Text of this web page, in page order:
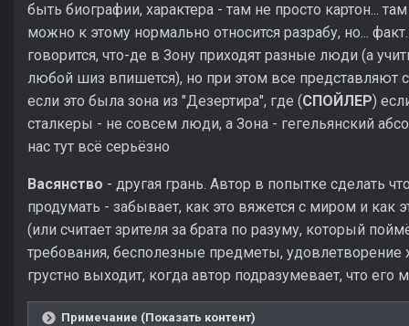
быть биографии, характера - там не просто картон...
можно к этому нормально относится разрабу, но...
говорится, что-де в Зону приходят разные люди (а
любой шиз впишется), но при этом все представляют
если это была зона из "Дезертира", где (СПОЙЛЕР)
сталкеры - не совсем люди, а Зона - гегельянский
нас тут всё серьёзно
Васянство - другая грань. Автор в попытке сделать
продумать - забывает, как это вяжется с миром и
(или считает зрителя за брата по разуму, который
требования, бесполезные предметы, удовлетворение
грустно выходит, когда автор подразумевает, что его
Примечание (Показать контент)